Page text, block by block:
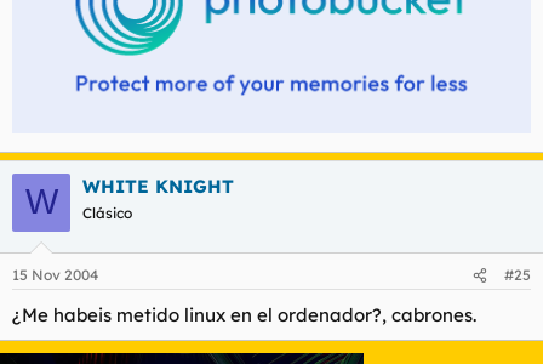
W WHITE KNIGHT
Clásico
15 Nov 2004 #25
¿Me habeis metido linux en el ordenador?, cabrones.